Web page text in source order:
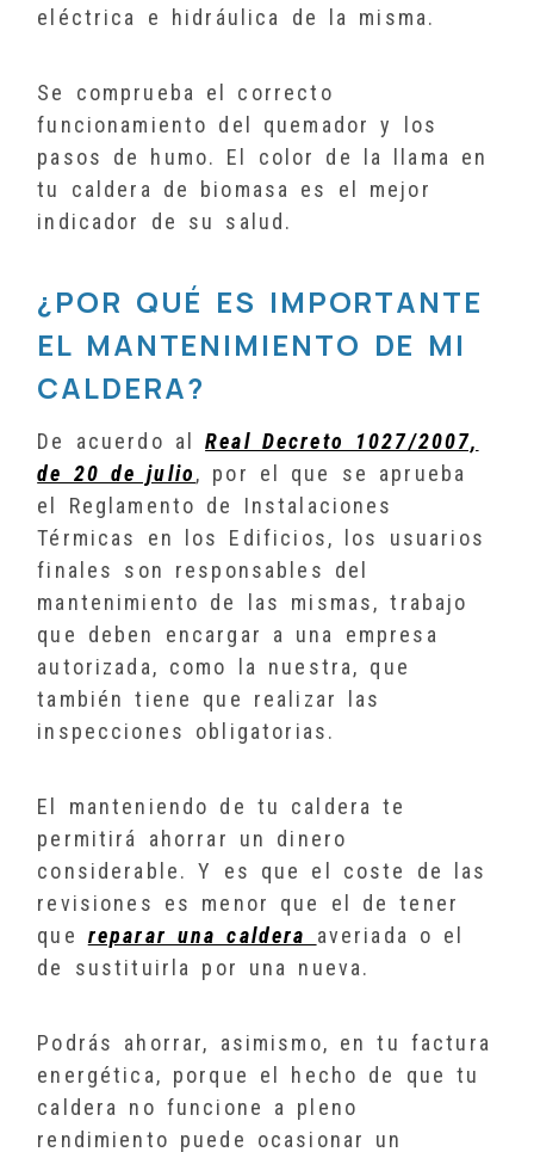
eléctrica e hidráulica de la misma.
Se comprueba el correcto
funcionamiento del quemador y los
pasos de humo. El color de la llama en
tu caldera de biomasa es el mejor
indicador de su salud.
¿POR QUÉ ES IMPORTANTE
EL MANTENIMIENTO DE MI
CALDERA?
De acuerdo alReal Decreto 1027/2007,
de 20 de julio, por el que se aprueba
el Reglamento de Instalaciones
Térmicas en los Edificios, los usuarios
finales son responsables del
mantenimiento de las mismas, trabajo
que deben encargar a una empresa
autorizada, como la nuestra, que
también tiene que realizar las
inspecciones obligatorias.
El manteniendo de tu caldera te
permitirá ahorrar un dinero
considerable. Y es que el coste de las
revisiones es menor que el de tener
que reparar una caldera averiada o el
de sustituirla por una nueva.
Podrás ahorrar, asimismo, en tu factura
energética, porque el hecho de que tu
caldera no funcione a pleno
rendimiento puede ocasionar un